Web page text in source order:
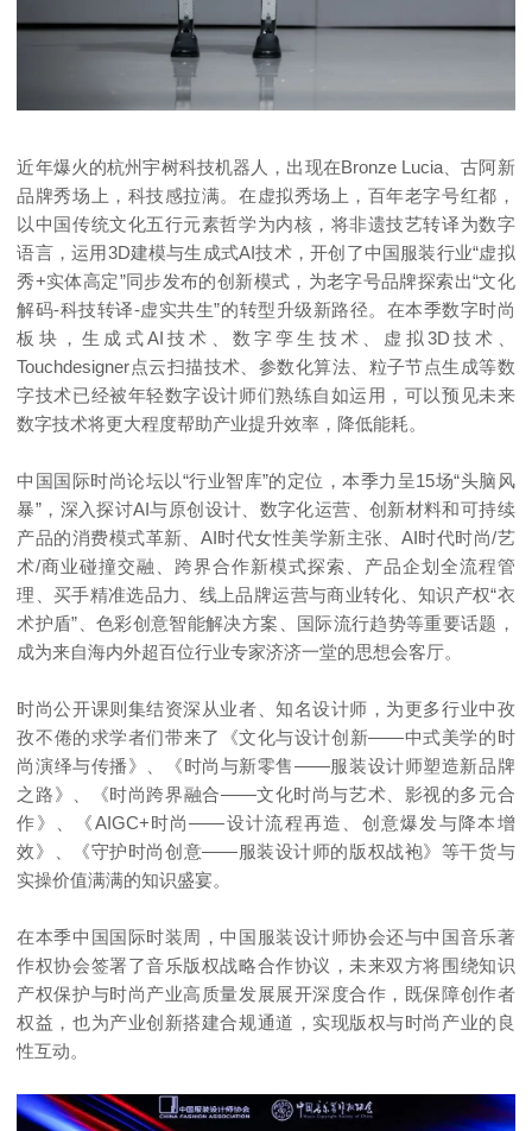
近年爆火的杭州宇树科技机器人，出现在Bronze Lucia、古阿新
品牌秀场上，科技感拉满。在虚拟秀场上，百年老字号红都，
以中国传统文化五行元素哲学为内核，将非遗技艺转译为数字
语言，运用3D建模与生成式AI技术，开创了中国服装行业“虚拟
秀+实体高定”同步发布的创新模式，为老字号品牌探索出“文化
解码-科技转译-虚实共生”的转型升级新路径。在本季数字时尚
板块，生成式AI技术、数字孪生技术、虚拟3D技术、
Touchdesigner点云扫描技术、参数化算法、粒子节点生成等数
字技术已经被年轻数字设计师们熟练自如运用，可以预见未来
数字技术将更大程度帮助产业提升效率，降低能耗。
中国国际时尚论坛以“行业智库”的定位，本季力呈15场“头脑风
暴”，深入探讨AI与原创设计、数字化运营、创新材料和可持续
产品的消费模式革新、AI时代女性美学新主张、AI时代时尚/艺
术/商业碰撞交融、跨界合作新模式探索、产品企划全流程管
理、买手精准选品力、线上品牌运营与商业转化、知识产权“衣
术护盾”、色彩创意智能解决方案、国际流行趋势等重要话题，
成为来自海内外超百位行业专家济济一堂的思想会客厅。
时尚公开课则集结资深从业者、知名设计师，为更多行业中孜
孜不倦的求学者们带来了《文化与设计创新——中式美学的时
尚演绎与传播》、《时尚与新零售——服装设计师塑造新品牌
之路》、《时尚跨界融合——文化时尚与艺术、影视的多元合
作》、《AIGC+时尚——设计流程再造、创意爆发与降本增
效》、《守护时尚创意——服装设计师的版权战袍》等干货与
实操价值满满的知识盛宴。
在本季中国国际时装周，中国服装设计师协会还与中国音乐著
作权协会签署了音乐版权战略合作协议，未来双方将围绕知识
产权保护与时尚产业高质量发展展开深度合作，既保障创作者
权益，也为产业创新搭建合规通道，实现版权与时尚产业的良
性互动。